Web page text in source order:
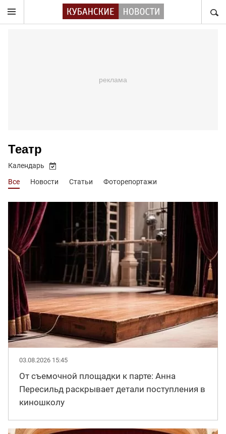
Театр
Все Новости Статьи Фоторепортажи
Календарь
03.08.2026 15:45
От съемочной площадки к парте: Анна
Пересильд раскрывает детали поступления в
киношколу